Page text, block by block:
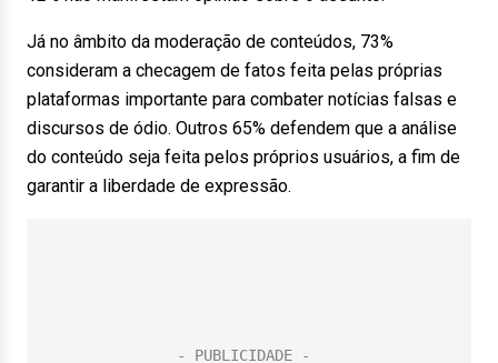
Já no âmbito da moderação de conteúdos, 73%
consideram a checagem de fatos feita pelas próprias
plataformas importante para combater notícias falsas e
discursos de ódio. Outros 65% defendem que a análise
do conteúdo seja feita pelos próprios usuários, a fim de
garantir a liberdade de expressão.